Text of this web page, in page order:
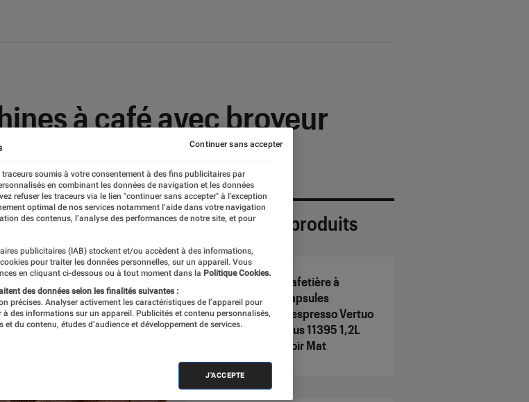
à café avec broyeur
Sélection de produits
Cafetière à
capsules
Nespresso Vertuo
Plus 11395 1,2L
Noir Mat
soumis à votre consentement à des fins publicitaires par
en combinant les données de navigation et les données
refuser les traceurs via le lien "continuer sans accepter" à l’exception
optimal de nos services notamment l’aide dans votre navigation
des contenus, l’analyse des performances de notre site, et pour
publicitaires (IAB) stockent et/ou accèdent à des informations,
pour traiter les données personnelles, sur un appareil. Vous
en cliquant ci-dessous ou à tout moment dans la Politique Cookies.
des données selon les finalités suivantes :
précises. Analyser activement les caractéristiques de l’appareil pour
à des informations sur un appareil. Publicités et contenu personnalisés,
du contenu, études d’audience et développement de services.
J'ACCEPTE
Continuer sans accepter